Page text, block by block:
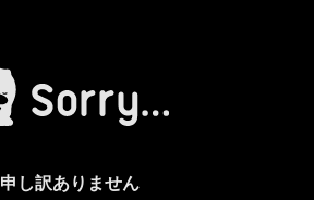
申し訳ありません